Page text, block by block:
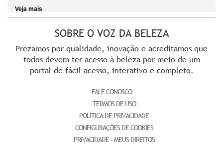
Veja mais
SOBRE O VOZ DA BELEZA
Prezamos por qualidade, inovação e acreditamos que
todos devem ter acesso à beleza por meio de um
portal de fácil acesso, interativo e completo.
FALE CONOSCO
TERMOS DE USO
POLÍTICA DE PRIVACIDADE
CONFIGURAÇÕES DE COOKIES
PRIVACIDADE - MEUS DIREITOS